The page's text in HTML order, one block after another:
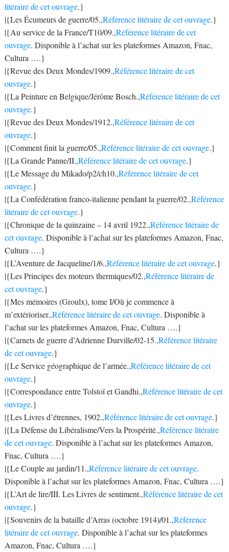
litéraire de cet ouvrage.}
|{Les Écumeurs de guerre/05.,Référence litéraire de cet ouvrage.}
|{Au service de la France/T10/09.,Référence litéraire de cet
ouvrage. Disponible à l’achat sur les plateformes Amazon, Fnac,
Cultura ….}
|{Revue des Deux Mondes/1909.,Référence litéraire de cet
ouvrage.}
|{La Peinture en Belgique/Jérôme Bosch.,Référence litéraire de cet
ouvrage.}
|{Revue des Deux Mondes/1912.,Référence litéraire de cet
ouvrage.}
|{Comment finit la guerre/05.,Référence litéraire de cet ouvrage.}
|{La Grande Panne/II.,Référence litéraire de cet ouvrage.}
|{Le Message du Mikado/p2/ch10.,Référence litéraire de cet
ouvrage.}
|{La Confédération franco-italienne pendant la guerre/02.,Référence
litéraire de cet ouvrage.}
|{Chronique de la quinzaine – 14 avril 1922.,Référence litéraire de
cet ouvrage. Disponible à l’achat sur les plateformes Amazon, Fnac,
Cultura ….}
|{L’Aventure de Jacqueline/1/6.,Référence litéraire de cet ouvrage.}
|{Les Principes des moteurs thermiques/02.,Référence litéraire de
cet ouvrage.}
|{Mes mémoires (Groulx), tome I/Où je commence à
m’extérioriser.,Référence litéraire de cet ouvrage. Disponible à
l’achat sur les plateformes Amazon, Fnac, Cultura ….}
|{Carnets de guerre d’Adrienne Durville/02-15.,Référence litéraire
de cet ouvrage.}
|{Le Service géographique de l’armée.,Référence litéraire de cet
ouvrage.}
|{Correspondance entre Tolstoï et Gandhi.,Référence litéraire de cet
ouvrage.}
|{Les Livres d’étrennes, 1902.,Référence litéraire de cet ouvrage.}
|{La Défense du Libéralisme/Vers la Prospérité.,Référence litéraire
de cet ouvrage. Disponible à l’achat sur les plateformes Amazon,
Fnac, Cultura ….}
|{Le Couple au jardin/11.,Référence litéraire de cet ouvrage.
Disponible à l’achat sur les plateformes Amazon, Fnac, Cultura ….}
|{L’Art de lire/III. Les Livres de sentiment.,Référence litéraire de cet
ouvrage.}
|{Souvenirs de la bataille d’Arras (octobre 1914)/01.,Référence
litéraire de cet ouvrage. Disponible à l’achat sur les plateformes
Amazon, Fnac, Cultura ….}